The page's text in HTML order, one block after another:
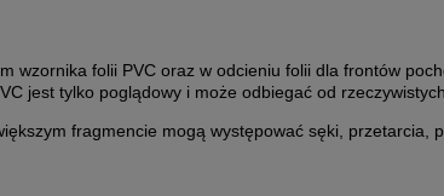
wzornika folii PVC oraz w odcieniu folii dla frontów
jest tylko poglądowy i może odbiegać od
fragmencie mogą występować sęki, przetarcia,